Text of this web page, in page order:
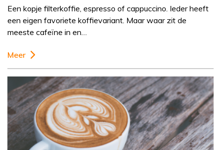
Een kopje filterkoffie, espresso of cappuccino. Ieder heeft
een eigen favoriete koffievariant. Maar waar zit de
meeste cafeïne in en…
Meer